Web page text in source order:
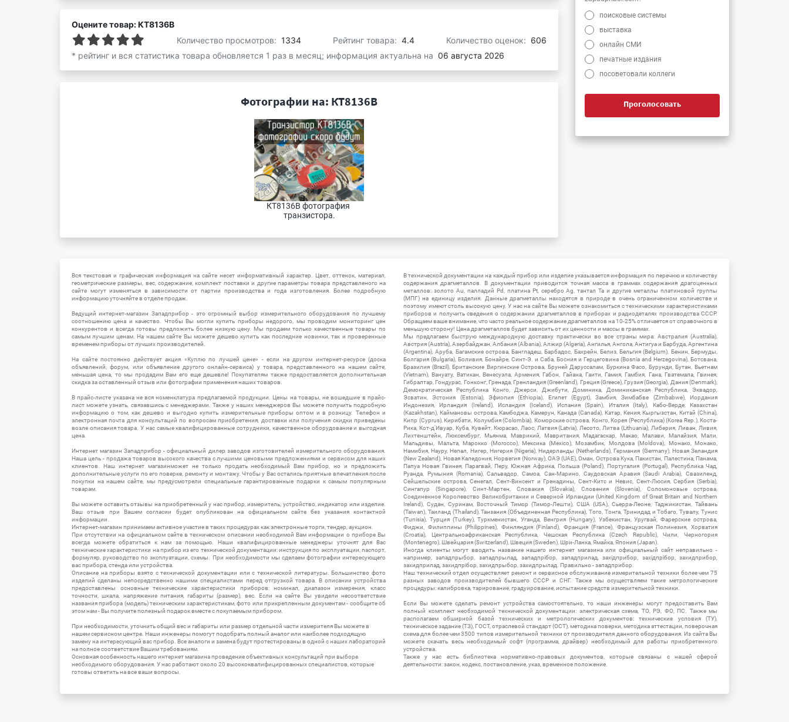
Оцените товар: КТ8136В
Количество просмотров: 1334 Рейтинг товара: 4.4 Количество оценок: 606
* рейтинг и вся статистика товара обновляется 1 раз в месяц; информация актуальна на 06 августа 2026
Фотографии на: КТ8136В
КТ8136В фотография
транзистора.
поисковые системы
выставка
онлайн СМИ
печатные издания
посоветовали коллеги
Проголосовать
Вся текстовая и графическая информация на сайте несет информативный характер. Цвет, оттенок, материал,
геометрические размеры, вес, содержание, комплект поставки и другие параметры товара представленого на
сайте могут изменяться в зависимости от партии производства и года изготовления. Более подробную
информацию уточняйте в отделе продаж.
Ведущий интернет-магазин Западприбор - это огромный выбор измерительного оборудования по лучшему
соотношению цена и качество. Чтобы Вы могли купить приборы недорого, мы проводим мониторинг цен
конкурентов и всегда готовы предложить более низкую цену. Мы продаем только качественные товары по
самым лучшим ценам. На нашем сайте Вы можете дешево купить как последние новинки, так и проверенные
временем приборы от лучших производителей.
На сайте постоянно действует акция «Куплю по лучшей цене» - если на другом интернет-ресурсе (доска
объявлений, форум, или объявление другого онлайн-сервиса) у товара, представленного на нашем сайте,
меньшая цена, то мы продадим Вам его еще дешевле! Покупателям также предоставляется дополнительная
скидка за оставленный отзыв или фотографии применения наших товаров.
В прайс-листе указана не вся номенклатура предлагаемой продукции. Цены на товары, не вошедшие в прайс-
лист можете узнать, связавшись с менеджерами. Также у наших менеджеров Вы можете получить подробную
информацию о том, как дешево и выгодно купить измерительные приборы оптом и в розницу. Телефон и
электронная почта для консультаций по вопросам приобретения, доставки или получения скидки приведены
возле описания товара. У нас самые квалифицированные сотрудники, качественное оборудование и выгодная
цена.
Интернет магазин Западприбор - официальный дилер заводов изготовителей измерительного оборудования.
Наша цель - продажа товаров высокого качества с лучшими ценовыми предложениями и сервисом для наших
клиентов. Наш интернет магазинможет не только продать необходимый Вам прибор, но и предложить
дополнительные услуги по его поверке, ремонту и монтажу. Чтобы у Вас остались приятные впечатления после
покупки на нашем сайте, мы предусмотрели специальные гарантированные подарки к самым популярным
товарам.
Вы можете оставить отзывы на приобретенный у нас прибор, измеритель, устройство, индикатор или изделие.
Ваш отзыв при Вашем согласии будет опубликован на официальном сайте без указания контактной
информации.
Интернет-магазин принимаем активное участие в таких процедурах как электронные торги, тендер, аукцион.
При отсутствии на официальном сайте в техническом описании необходимой Вам информации о приборе Вы
всегда можете обратиться к нам за помощью. Наши квалифицированные менеджеры уточнят для Вас
технические характеристики на прибор из его технической документации: инструкция по эксплуатации, паспорт,
формуляр, руководство по эксплуатации, схемы. При необходимости мы сделаем фотографии интересующего
вас прибора, стенда или устройства.
Описание на приборы взято с технической документации или с технической литературы. Большинство фото
изделий сделаны непосредственно нашими специалистами перед отгрузкой товара. В описании устройства
предоставлены основные технические характеристики приборов: номинал, диапазон измерения, класс
точности, шкала, напряжение питания, габариты (размер), вес. Если на сайте Вы увидели несоответствие
названия прибора (модель) техническим характеристикам, фото или прикрепленным документам - сообщите об
этом нам - Вы получите полезный подарок вместе с покупаемым прибором.
При необходимости, уточнить общий вес и габариты или размер отдельной части измерителя Вы можете в
нашем сервисном центре. Наши инженеры помогут подобрать полный аналог или наиболее подходящую
замену на интересующий вас прибор. Все аналоги и замена будут протестированы в одной с наших лабораторий
на полное соответствие Вашим требованиям.
Основная особенность нашего интернет магазина проведение объективных консультаций при выборе
необходимого оборудования. У нас работают около 20 высококвалифицированных специалистов, которые
готовы ответить на все ваши вопросы.
В технической документации на каждый прибор или изделие указывается информация по перечню и количеству
содержания драгметаллов. В документации приводится точная масса в граммах содержания драгоценных
металлов: золото Au, палладий Pd, платина Pt, серебро Ag, тантал Ta и другие металлы платиновой группы
(МПГ) на единицу изделия. Данные драгметаллы находятся в природе в очень ограниченном количестве и
поэтому имеют столь высокую цену. У нас на сайте Вы можете ознакомиться с техническими характеристиками
приборов и получить сведения о содержании драгметаллов в приборах и радиодеталях производства СССР.
Обращаем ваше внимание, что часто реальное содержание драгметаллов на 10-25% отличается от справочного в
меньшую сторону! Цена драгметаллов будет зависить от их ценности и массы в граммах.
Мы предлагаем быструю международную доставку практически во все страны мира: Австралия (Australia),
Австрия (Austria), Азербайджан, Албания (Albania), Алжир (Algeria), Ангилья, Ангола, Антигуа и Барбуда, Аргентина
(Argentina), Аруба, Багамские острова, Бангладеш, Барбадос, Бахрейн, Белиз, Бельгия (Belgium), Бенин, Бермуды,
Болгария (Bulgaria), Боливия, Бонайре, Синт-Э. и Саба, Босния и Герцеговина (Bosnia and Herzegovina), Ботсвана,
Бразилия (Brazil), Британские Виргинские Острова, Бруней Даруссалам, Буркина Фасо, Бурунди, Бутан, Вьетнам
(Vietnam), Вануату, Ватикан, Венесуэла, Армения, Габон, Гайана, Гаити, Гамия, Гамбия, Гана, Гватемала, Гвинея,
Гибралтар, Гондурас, Гонконг, Гренада, Гренландия (Greenland), Греция (Greece), Грузия (Georgia), Дания (Denmark),
Демократическая Республика Конго, Джерси, Джибути, Доминика, Доминиканская Республика, Эквадор,
Эсватин, Эстония (Estonia), Эфиопия (Ethiopia), Египет (Egypt), Замбия, Зимбабве (Zimbabwe), Иордания
Индонезия, Ирландия (Ireland), Исландия (Iceland), Испания (Spain), Италия (Italy), Кабо-Верде, Казахстан
(Kazakhstan), Каймановы острова, Камбоджа, Камерун, Канада (Canada), Катар, Кения, Кыргызстан, Китай (China),
Кипр (Cyprus), Кирибати, Колумбия (Colombia), Коморские острова, Конго, Корея (Республика) (Korea Rep.), Коста-
Рика, Кот-д'Ивуар, Куба, Кувейт, Кюрасао, Лаос, Латвия (Latvia), Лесото, Литва (Lithuania), Либерия, Ливан, Ливия,
Лихтенштейн, Люксембург, Мьянма, Маврикий, Мавритания, Мадагаскар, Макао, Малави, Малайзия, Мали,
Мальдивы, Мальта, Марокко (Morocco), Мексика (Mexico), Мозамбик, Молдова (Moldova), Монако, Монако,
Намибия, Науру, Непал, Нигер, Нигерия (Nigeria), Нидерланды (Netherlands), Германия (Germany), Новая Зеландия
(New Zealand), Новая Каледония, Норвегия (Norway), ОАЭ (UAE), Оман, Острова Кука, Пакистан, Палестина, Панама,
Папуа Новая Гвинея, Парагвай, Перу, Южная Африка, Польша (Poland), Португалия (Portugal), Республика Чад,
Руанда, Румыния (Romania), Сальвадор, Самоа, Сан-Марино, Саудовская Аравия (Saudi Arabia), Свазиленд,
Сейшельские острова, Сенегал, Сент-Винсент и Гренадины, Сент-Китс и Невис, Сент-Люсия, Сербия (Serbia),
Сингапур (Singapore), Синт-Мартен, Словакия (Slovakia), Словения (Slovenia), Соломоновые острова,
Соединенное Королевство Великобритании и Северной Ирландии (United Kingdom of Great Britain and Northern
Ireland), Судан, Суринам, Восточный Тимор (Тимор-Лешти), США (USA), Сьерра-Леоне, Таджикистан, Тайвань
(Taiwan), Таиланд (Thailand), Танзания (Объединенная Республика), Того, Тонга, Тринидад и Тобаго, Тувалу, Тунис
(Tunisia), Турция (Turkey), Туркменистан, Уганда, Венгрия (Hungary), Узбекистан, Уругвай, Фарерские острова,
Фиджи, Филиппины (Philippines), Финляндия (Finland), Франция (France), Французская Полинезия, Хорватия
(Croatia), Центральноафриканская Республика, Чешская Республика (Czech Republic), Чили, Черногория
(Montenegro), Швейцария (Switzerland), Швеция (Sweden), Шри-Ланка, Ямайка, Япония (Japan).
Иногда клиенты могут вводить название нашего интернет магазина или официальный сайт неправильно -
например, западпрыбор, западпрылад, западпрібор, западприлад, західприбор, західпрібор, захидприбор,
захидприлад, захидпрібор, захидпрыбор, захидпрылад. Правильно - западприбор.
Наш технический отдел осуществляет ремонт и сервисное обслуживание измерительной техники более чем 75
разных заводов производителей бывшего СССР и СНГ. Также мы осуществляем такие метрологические
процедуры: калибровка, тарирование, градуирование, испытание средств измерительной техники.
Если Вы можете сделать ремонт устройства самостоятельно, то наши инженеры могут предоставить Вам
полный комплект необходимой технической документации: электрическая схема, ТО, РЭ, ФО, ПС. Также мы
располагаем обширной базой технических и метрологических документов: технические условия (ТУ),
техническое задание (ТЗ), ГОСТ, отраслевой стандарт (ОСТ), методика поверки, методика аттестации, поверочная
схема для более чем 3500 типов измерительной техники от производителя данного оборудования. Из сайта Вы
можете скачать весь необходимый софт (программа, драйвер) необходимый для работы приобретенного
устройства.
Также у нас есть библиотека нормативно-правовых документов, которые связаны с нашей сферой
деятельности: закон, кодекс, постановление, указ, временное положение.